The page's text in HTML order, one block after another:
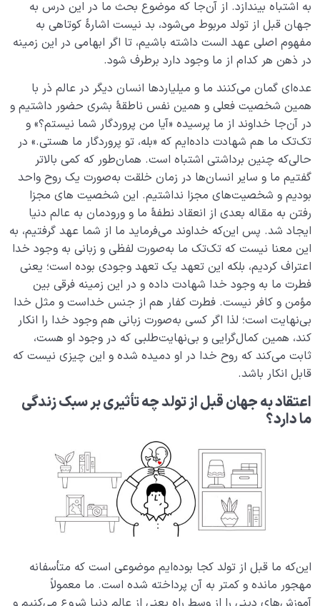
به اشتباه بیندازد. از آن‌جا که موضوع بحث ما در این درس به
جهان قبل از تولد مربوط می‌شود، بد نیست اشارۀ کوتاهی به
مفهوم اصلی عهد الست داشته باشیم، تا اگر ابهامی ‌در این زمینه
در ذهن هر کدام از ما وجود دارد برطرف شود.
عده‌ای گمان می‌کنند ما و میلیاردها انسان دیگر در عالم ذر با
همین شخصیت فعلی و همین نفس ناطقۀ بشری حضور داشتیم و
در آن‌جا خداوند از ما پرسیده «آیا من پروردگار شما نیستم؟» و
تک‌تک ما هم شهادت داده‌ایم که «بله، تو پروردگار ما هستی.» در
حالی‌که چنین برداشتی اشتباه است. همان‌طور که کمی ‌بالاتر
گفتیم ما و سایر انسان‌ها در زمان خلقت به‌صورت یک روح واحد
بودیم و شخصیت‌های مجزا نداشتیم. این شخصیت های مجزا
رفتن به مقاله بعدی از انعقاد نطفۀ ما و ورودمان به عالم دنیا
ایجاد شد. پس این‌که خداوند می‌فرماید ما از شما عهد گرفتیم، به
این معنا نیست که تک‌تک ما به‌صورت لفظی و زبانی به وجود خدا
اعتراف کردیم، بلکه این تعهد یک تعهد وجودی بوده است؛ یعنی
فطرت ما به وجود خدا شهادت داده و در این زمینه فرقی بین
مؤمن و کافر نیست. فطرت کفار هم از جنس خداست و مثل خدا
بی‌نهایت است؛ لذا اگر کسی به‌صورت زبانی هم وجود خدا را انکار
کند، همین کمال‌گرایی و بی‌نهایت‌طلبی که در وجود او هست،
ثابت می‌کند که روح خدا در او دمیده شده و این چیزی نیست که
قابل انکار باشد.
اعتقاد به جهان قبل از تولد چه تأثیری بر سبک زندگی
ما دارد؟
این‌که ما قبل از تولد کجا بوده‌ایم موضوعی است که متأسفانه
مهجور مانده و کمتر به آن پرداخته شده است. ما معمولاً